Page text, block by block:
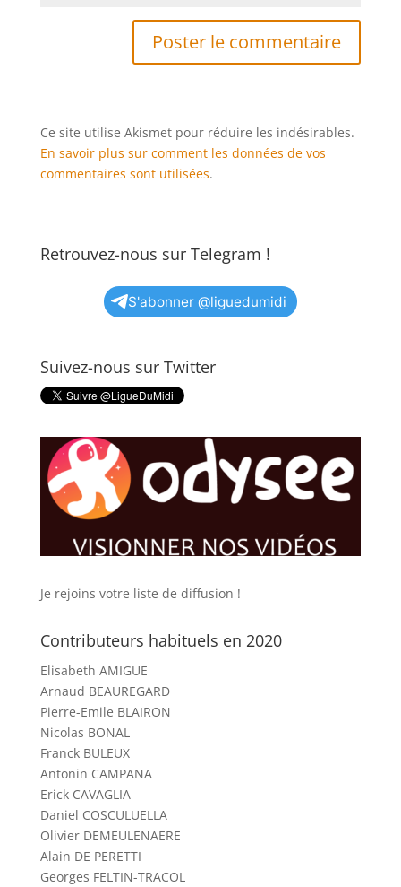
Ce site utilise Akismet pour réduire les indésirables.
En savoir plus sur comment les données de vos
commentaires sont utilisées.
Retrouvez-nous sur Telegram !
S'abonner @liguedumidi
Suivez-nous sur Twitter
Je rejoins votre liste de diffusion !
Contributeurs habituels en 2020
Elisabeth AMIGUE
Arnaud BEAUREGARD
Pierre-Emile BLAIRON
Nicolas BONAL
Franck BULEUX
Antonin CAMPANA
Erick CAVAGLIA
Daniel COSCULUELLA
Olivier DEMEULENAERE
Alain DE PERETTI
Georges FELTIN-TRACOL